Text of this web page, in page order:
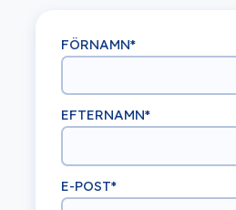
FÖRNAMN*
EFTERNAMN*
E-POST*